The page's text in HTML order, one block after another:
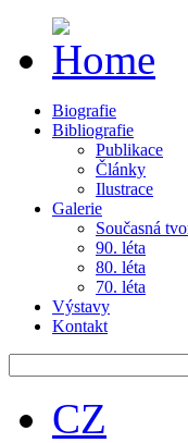
Biografie
Bibliografie
Publikace
Články
Ilustrace
Galerie
Současná
90. léta
80. léta
70. léta
Výstavy
Kontakt
CZ